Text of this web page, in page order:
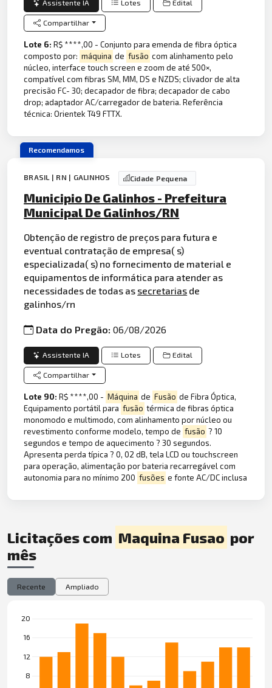
Assistente IA Lotes Edital
Compartilhar
Lote 6:R$ ****,00 - Conjunto para emenda de fibra óptica
composto por: máquina de fusão com alinhamento pelo
núcleo, interface touch screen e zoom de até 500×,
compatível com fibras SM, MM, DS e NZDS; clivador de alta
precisão FC- 30; decapador de fibra; decapador de cabo
drop; adaptador AC/carregador de bateria. Referência
técnica: Orientek T49 FTTX.
Recomendamos
BRASIL | RN | GALINHOS Cidade Pequena
Municipio De Galinhos - Prefeitura
Municipal De Galinhos/RN
Obtenção de registro de preços para futura e
eventual contratação de empresa( s)
especializada( s) no fornecimento de material e
equipamentos de informática para atender as
necessidades de todas as secretarias de
galinhos/rn
Data do Pregão:06/08/2026
Assistente IA Lotes Edital
Compartilhar
Lote 90:R$ ****,00 - Máquina de Fusão de Fibra Óptica,
Equipamento portátil para fusão térmica de fibras óptica
monomodo e multimodo, com alinhamento por núcleo ou
revestimento conforme modelo, tempo de fusão ? 10
segundos e tempo de aquecimento ? 30 segundos.
Apresenta perda típica ? 0, 02 dB, tela LCD ou touchscreen
para operação, alimentação por bateria recarregável com
autonomia para no mínimo 200 fusões e fonte AC/DC inclusa
Licitações com Maquina Fusao por
mês
Recente Ampliado